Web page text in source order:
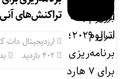
تراکنش‌های آنی
ارزدیجیتال دات